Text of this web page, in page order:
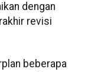
dengan
revisi
beberapa